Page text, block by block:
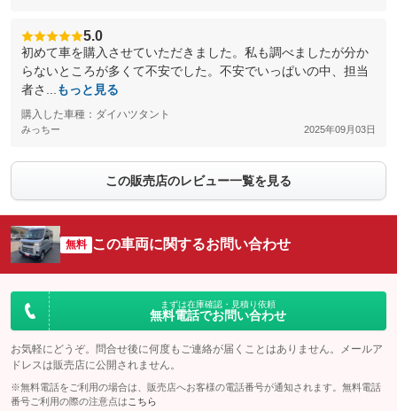
5.0
初めて車を購入させていただきました。私も調べましたが分か
らないところが多くて不安でした。不安でいっぱいの中、担当
者さ...
もっと見る
購入した車種：ダイハツタント
みっちー 2025年09月03日
この販売店のレビュー一覧を見る
無料 この車両に関するお問い合わせ
まずは在庫確認・見積り依頼
無料電話でお問い合わせ
お気軽にどうぞ。問合せ後に何度もご連絡が届くことはありません。メールア
ドレスは販売店に公開されません。
※無料電話をご利用の場合は、販売店へお客様の電話番号が通知されます。無料電話
番号ご利用の際の注意点は こちら